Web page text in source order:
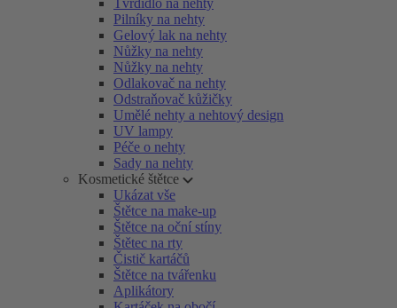
Tvrdidlo na nehty
Pilníky na nehty
Gelový lak na nehty
Nůžky na nehty
Nůžky na nehty
Odlakovač na nehty
Odstraňovač kůžičky
Umělé nehty a nehtový design
UV lampy
Péče o nehty
Sady na nehty
Kosmetické štětce
Ukázat vše
Štětce na make-up
Štětce na oční stíny
Štětec na rty
Čistič kartáčů
Štětce na tvářenku
Aplikátory